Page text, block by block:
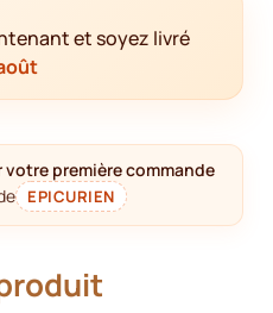
et soyez livré
première commande
EPICURIEN